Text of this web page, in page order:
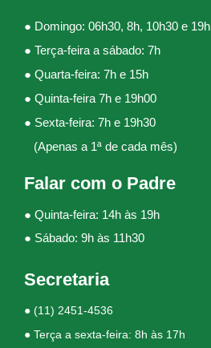
● Domingo: 06h30, 8h, 10h30 e 19h
● Terça-feira a sábado: 7h
● Quarta-feira: 7h e 15h
● Quinta-feira 7h e 19h00
● Sexta-feira: 7h e 19h30
(Apenas a 1ª de cada mês)
Falar com o Padre
● Quinta-feira: 14h às 19h
● Sábado: 9h às 11h30
Secretaria
● (11) 2451-4536
● Terça a sexta-feira: 8h às 17h